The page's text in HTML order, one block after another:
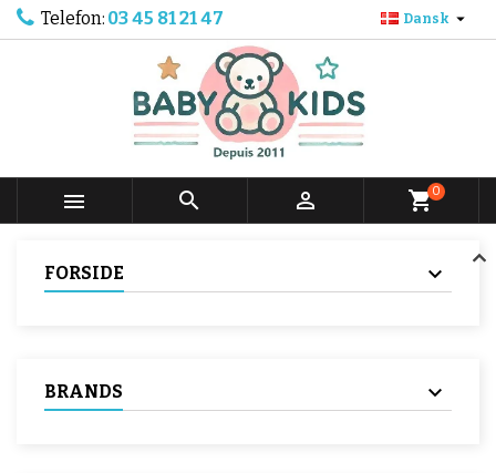
Telefon: 03 45 81 21 47 Dansk 
   shopping_cart0
FORSIDE
BRANDS